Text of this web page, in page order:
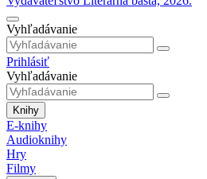
Vyhľadávanie
Prihlásiť
Vyhľadávanie
Knihy
E-knihy
Audioknihy
Hry
Filmy